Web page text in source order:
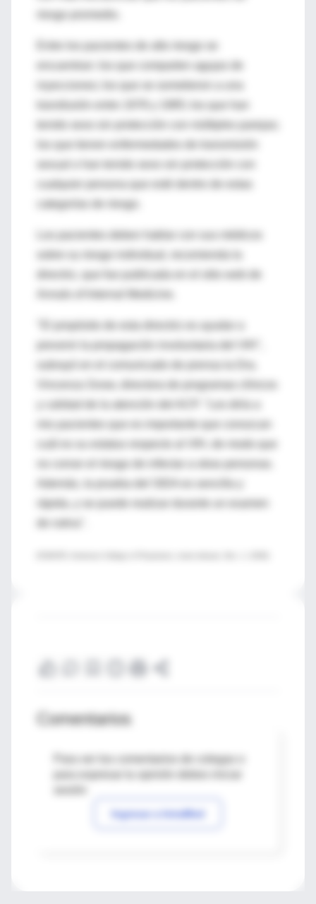
riesgo promedio.
Entre los pacientes de alto riesgo se
encuentran: los que comparten agujas de
categorías de riesgo.
sobre su riesgo individual, recomienda la
prevenir la propagación involuntaria del VIH",
Vincenza Snow, directora de programas clínicos
mis pacientes que es importante que conozcan
no corran el riesgo de infectar a otras personas.
Comentarios
Para ver los comentarios de colegas o
Ingresar a IntraMed